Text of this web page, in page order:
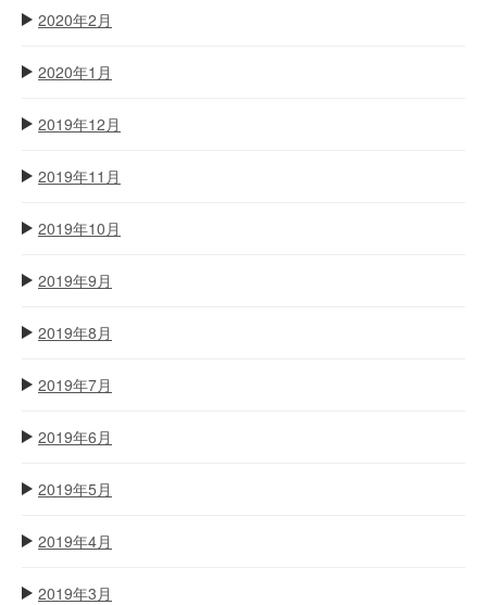
2020年2月
2020年1月
2019年12月
2019年11月
2019年10月
2019年9月
2019年8月
2019年7月
2019年6月
2019年5月
2019年4月
2019年3月